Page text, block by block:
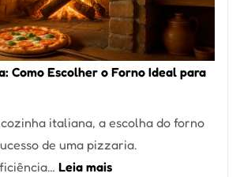
Como Escolher o Forno Ideal para
italiana, a escolha do forno
de uma pizzaria.
Leia mais: